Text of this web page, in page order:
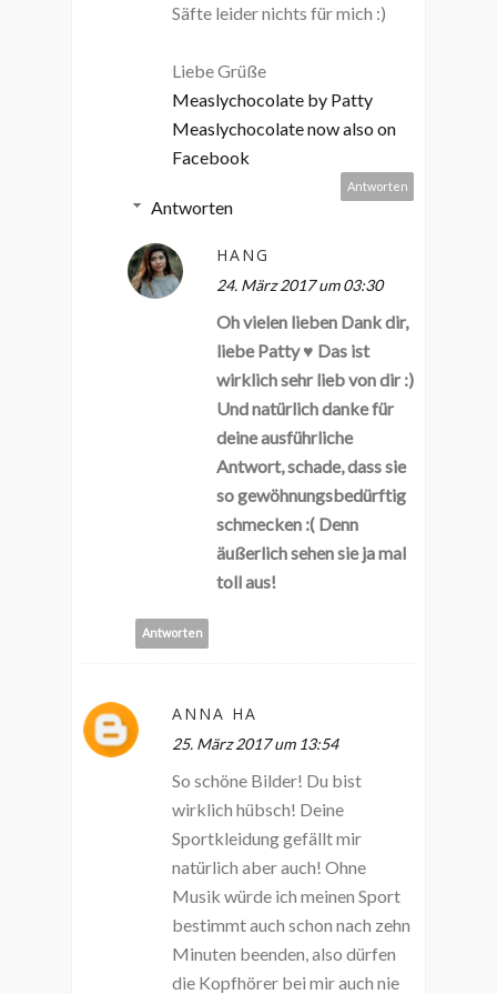
Säfte leider nichts für mich :)
Liebe Grüße
Measlychocolate by Patty
Measlychocolate now also on
Facebook
Antworten
Antworten
HANG
24. März 2017 um 03:30
Oh vielen lieben Dank dir,
liebe Patty ♥ Das ist
wirklich sehr lieb von dir :)
Und natürlich danke für
deine ausführliche
Antwort, schade, dass sie
so gewöhnungsbedürftig
schmecken :( Denn
äußerlich sehen sie ja mal
toll aus!
Antworten
ANNA HA
25. März 2017 um 13:54
So schöne Bilder! Du bist
wirklich hübsch! Deine
Sportkleidung gefällt mir
natürlich aber auch! Ohne
Musik würde ich meinen Sport
bestimmt auch schon nach zehn
Minuten beenden, also dürfen
die Kopfhörer bei mir auch nie